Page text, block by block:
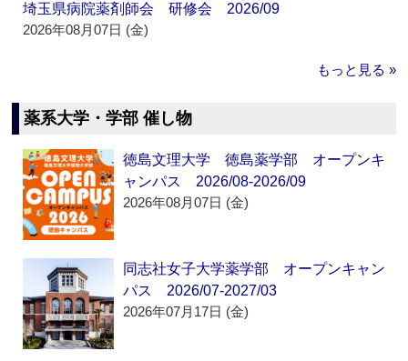
埼玉県病院薬剤師会 研修会 2026/09
2026年08月07日 (金)
もっと見る »
薬系大学・学部 催し物
徳島文理大学 徳島薬学部 オープンキ
ャンパス 2026/08-2026/09
2026年08月07日 (金)
同志社女子大学薬学部 オープンキャン
パス 2026/07-2027/03
2026年07月17日 (金)